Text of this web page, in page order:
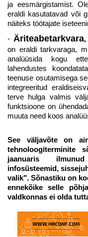
ja eesmärgistamist.
eraldi kasutatavad või
näiteks töötajate
Äriteabetarkvara,
on eraldi tarkvaraga,
analüüsida kogu
lahendustes
teenuse osutamisega
integreeritud
terve hulga valmis
funktsioone on
muuta need koos
See väljavõte on
tehnoloogiterminite
jaanuaris
infosüsteemid,
valik". Sõnastiku on
ennekõike selle
valdkonnas ei olda